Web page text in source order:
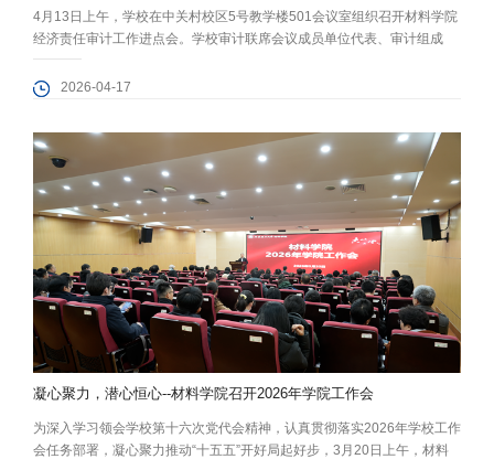
4月13日上午，学校在中关村校区5号教学楼501会议室组织召开材料学院
经济责任审计工作进点会。学校审计联席会议成员单位代表、审计组成
员、学院领导班子成员及相关人员参加会议。会议由审计处处长李晓燕主
持。 会上，审计组宣读了审计通知书，详细介绍了本次审计的政策依据、
经济责任审...
2026-04-17
凝心聚力，潜心恒心--材料学院召开2026年学院工作会
为深入学习领会学校第十六次党代会精神，认真贯彻落实2026年学校工作
会任务部署，凝心聚力推动“十五五”开好局起好步，3月20日上午，材料